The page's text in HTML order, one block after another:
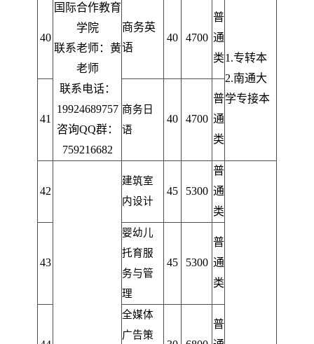
40
国际合作教育
学院
联系老师：黄
老师
联系电话：
19924689757
咨询QQ群：
759216682
商务英
语
40 4700
普
通
类1.专转本
2.南通大
学专接本
41
商务日
语
40 4700
普
通
类
42
建筑室
内设计
45 5300
普
通
类
43
婴幼儿
托育服
务与管
理
45 5300
普
通
类
全媒体
广告策
普